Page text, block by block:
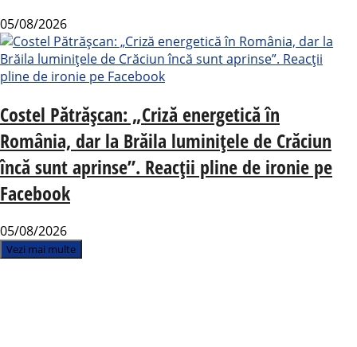
05/08/2026
Costel Pătrășcan: „Criză energetică în
România, dar la Brăila luminițele de Crăciun
încă sunt aprinse”. Reacții pline de ironie pe
Facebook
05/08/2026
Vezi mai multe